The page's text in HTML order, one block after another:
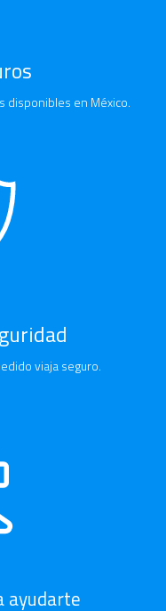
disponibles en México.
viaja seguro.
ayudarte